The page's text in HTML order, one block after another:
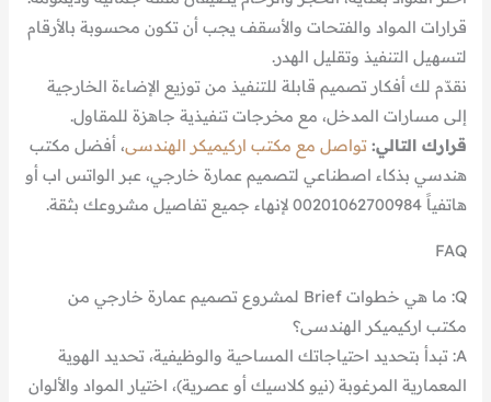
قرارات المواد والفتحات والأسقف يجب أن تكون محسوبة بالأرقام
لتسهيل التنفيذ وتقليل الهدر.
نقدّم لك أفكار تصميم قابلة للتنفيذ من توزيع الإضاءة الخارجية
إلى مسارات المدخل، مع مخرجات تنفيذية جاهزة للمقاول.
قرارك التالي: تواصل مع مكتب اركيميكر الهندسى، أفضل مكتب
هندسي بذكاء اصطناعي لتصميم عمارة خارجي، عبر الواتس اب أو
هاتفياً 00201062700984 لإنهاء جميع تفاصيل مشروعك بثقة.
FAQ
Q: ما هي خطوات Brief لمشروع تصميم عمارة خارجي من
مكتب اركيميكر الهندسى؟
A: تبدأ بتحديد احتياجاتك المساحية والوظيفية، تحديد الهوية
المعمارية المرغوبة (نيو كلاسيك أو عصرية)، اختيار المواد والألوان